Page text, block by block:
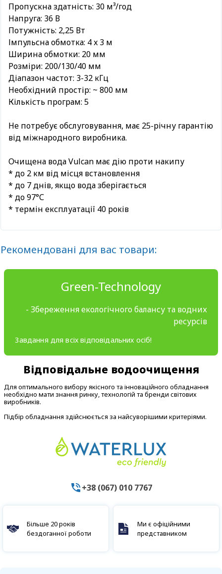
Пропускна здатність: 30 м³/год
Напруга: 36 В
Потужність: 2,25 Вт
Імпульсна обмотка: 4 x 3 м
Ширина обмотки: 20 мм
Розміри: 200/130/40 мм
Діапазон частот: 3-32 кГц
Необхідний простір: ~ 800 мм
Кількість програм: 5
Не потребує обслуговування, має 25-річну гарантію
від міжнародного виробника.
Очищена вода Vulcan має дію проти накипу
* до 2 км від місця встановлення
* до 7 днів, якщо вода зберігається
* до 97°С
* термін експлуатації 40 років
Рекомендовані для вас товари:
Green-Technology
- Збереження екологічного балансу та водних
ресурсів
Завдання для всіх відповідальних осіб!
Відповідальне водоочищення
Для оптимального вибору якісного та інноваційного обладнання
необхідно мати знання ринку, технологій та бренди світових
виробників.
Підбір обладнання здійснюється за найсуворішими критеріями.
+38 (067) 010 7767
Більше 20 років
бездоганної роботи
Ми є офіційними
представником